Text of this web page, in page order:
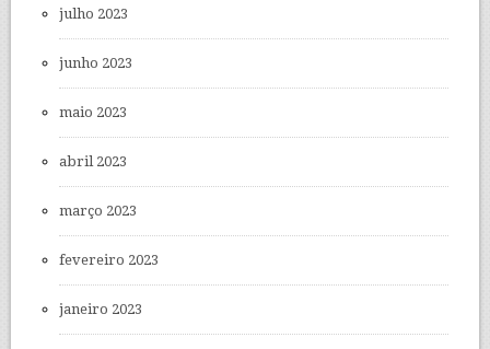
julho 2023
junho 2023
maio 2023
abril 2023
março 2023
fevereiro 2023
janeiro 2023